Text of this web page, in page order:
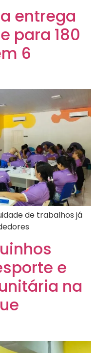
entrega
para 180
6
de trabalhos já
e
na